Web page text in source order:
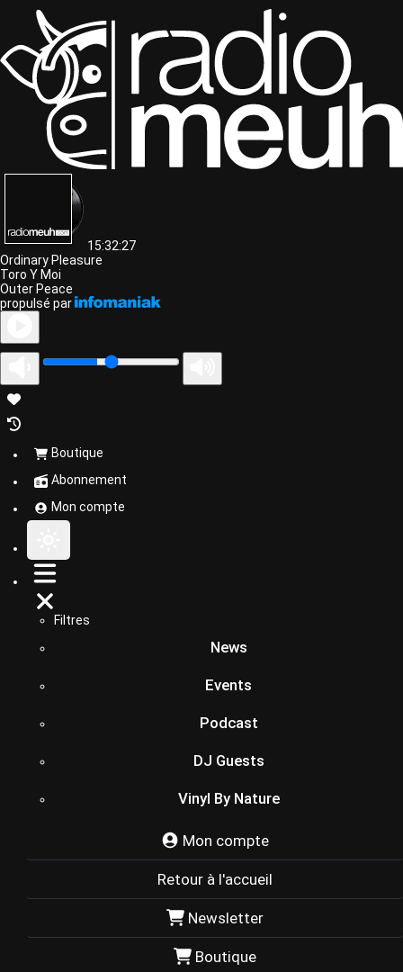
15:32:27
Ordinary Pleasure
Toro Y Moi
Outer Peace
propulsé par
Boutique
Abonnement
Mon compte
Filtres
News
Events
Podcast
DJ Guests
Vinyl By Nature
Mon compte
Retour à l'accueil
Newsletter
Boutique